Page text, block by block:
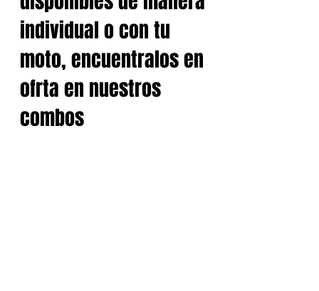
individual o con tu
moto, encuentralos en
ofrta en nuestros
combos